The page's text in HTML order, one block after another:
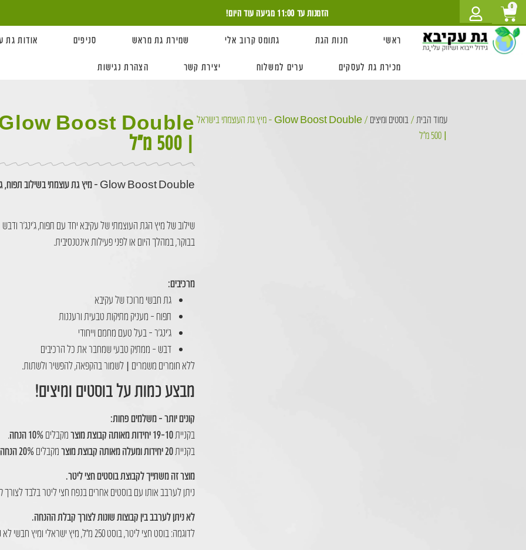
לתוכן
0
הזמנות עד 11:00 מגיעה עוד היום!
ראשי חנות הגת גתומט קרוב אלי שמירת גת מראש סניפים אודות גת
מכירת גת לעסקים ערים למשלוח יצירת קשר הצהרת נגישות
עמוד הבית / בוסטים ומיצים
/ Glow Boost Double – מיץ גת העוצמתי בישראל
| 500 מ״ל
| 500 מ״ל
Glow Boost Double – מיץ גת עוצמתי בשילוב תפוח, ג׳ינג׳ר ודבש, בטעם טבעי, עשיר ומרענן.
שילוב של מיץ הגת העוצמתי של עקיבא יחד עם תפוח, ג׳ינג׳ר
בבוקר, במהלך היום או לפני פעילות אינטנסיבית.
מרכיבים:
גת חבשי מרוכז של עקיבא
תפוח – מעניק מתיקות טבעית ורעננות
ג׳ינג׳ר – בעל טעם מחמם וייחודי
דבש – ממתיק טבעי שמחבר את כל הרכיבים
ללא חומרים משמרים | לשמור בהקפאה, להפשיר ולשתות.
מבצע כמות על בוסטים ומיצים!
קונים יותר – משלמים פחות:
בקניית10–19 יחידות מאותה קבוצת מוצר מקבלים 10% הנחה
בקניית20 יחידות ומעלה מאותה קבוצת מוצר מקבלים 20% הנחה
מוצר זה משתייך לקבוצת בוסטים חצי ליטר.
ניתן לערבב אותו עם בוסטים אחרים בנפח חצי ליטר בלבד
לא ניתן לערבב בין קבוצות שונות לצורך קבלת ההנחה.
לדוגמה: בוסט חצי ליטר, בוסט 250 מ״ל, מיץ ישראלי ומיץ חבשי לא נספרים יחד לאותה מדרגת הנחה.